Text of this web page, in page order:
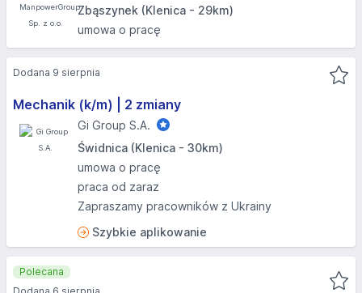
Zbąszynek (Klenica - 29km)
umowa o pracę
Mechanik (k/m) | 2 zmiany
Gi Group S.A.
Świdnica (Klenica - 30km)
umowa o pracę
praca od zaraz
Zapraszamy pracowników z Ukrainy
Szybkie aplikowanie
Dodana 9 sierpnia
Polecana